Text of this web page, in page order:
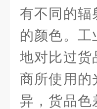
有不同的辐
的颜色。
地对比过货
商所使用的
异，货品色